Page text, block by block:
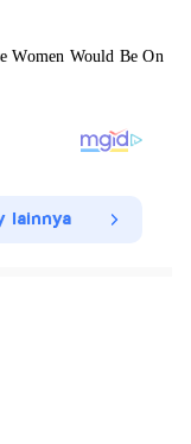
lainnya